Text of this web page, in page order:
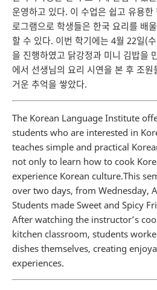
운영하고 있다. 이 수업은 쉽고 유용
로그램으로 학생들은 한국 요리를 배
할 수 있다. 이번 학기에는 4월 22일(
을 진행하였고 닭강정과 미니 김밥을
에서 선생님의 요리 시연을 본 후 조
거운 추억을 쌓았다.
The Korean Language Institute
students who are interested in
teaches simple and practical
not only to learn how to cook
experience Korean culture.This
over two days, from Wednesday,
Students made Sweet and Spicy
After watching the instructor’s
kitchen classroom, students
dishes themselves, creating
experiences.